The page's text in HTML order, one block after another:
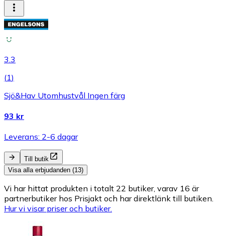
3.3
(1)
Sjö&Hav Utomhustvål Ingen färg
93 kr
Leverans: 2-6 dagar
Till butik
Visa alla erbjudanden (13)
Vi har hittat produkten i totalt 22 butiker, varav 16 är
partnerbutiker hos Prisjakt och har direktlänk till butiken.
Hur vi visar priser och butiker.